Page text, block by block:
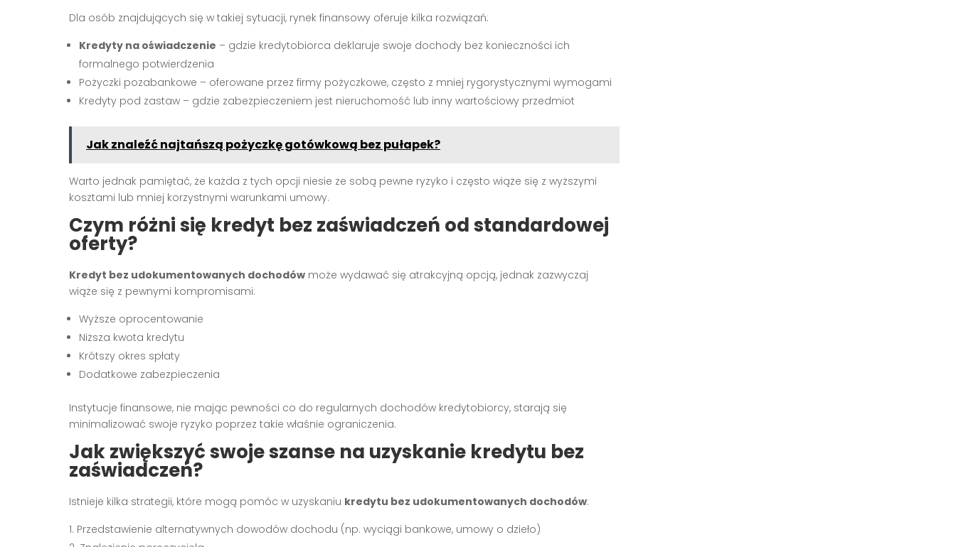
Dla osób znajdujących się w takiej sytuacji, rynek finansowy oferuje kilka rozwiązań:
Kredyty na oświadczenie – gdzie kredytobiorca deklaruje swoje dochody bez konieczności ich
formalnego potwierdzenia
Pożyczki pozabankowe – oferowane przez firmy pożyczkowe, często z mniej rygorystycznymi wymogami
Kredyty pod zastaw – gdzie zabezpieczeniem jest nieruchomość lub inny wartościowy przedmiot
Jak znaleźć najtańszą pożyczkę gotówkową bez pułapek?
Warto jednak pamiętać, że każda z tych opcji niesie ze sobą pewne ryzyko i często wiąże się z wyższymi
kosztami lub mniej korzystnymi warunkami umowy.
Czym różni się kredyt bez zaświadczeń od standardowej
oferty?
Kredyt bez udokumentowanych dochodów może wydawać się atrakcyjną opcją, jednak zazwyczaj
wiąże się z pewnymi kompromisami:
Wyższe oprocentowanie
Niższa kwota kredytu
Krótszy okres spłaty
Dodatkowe zabezpieczenia
Instytucje finansowe, nie mając pewności co do regularnych dochodów kredytobiorcy, starają się
minimalizować swoje ryzyko poprzez takie właśnie ograniczenia.
Jak zwiększyć swoje szanse na uzyskanie kredytu bez
zaświadczeń?
Istnieje kilka strategii, które mogą pomóc w uzyskaniu kredytu bez udokumentowanych dochodów:
Przedstawienie alternatywnych dowodów dochodu (np. wyciągi bankowe, umowy o dzieło)